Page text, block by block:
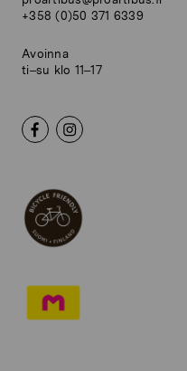
+358 (0)50 371 6339
Avoinna
ti–su klo 11–17